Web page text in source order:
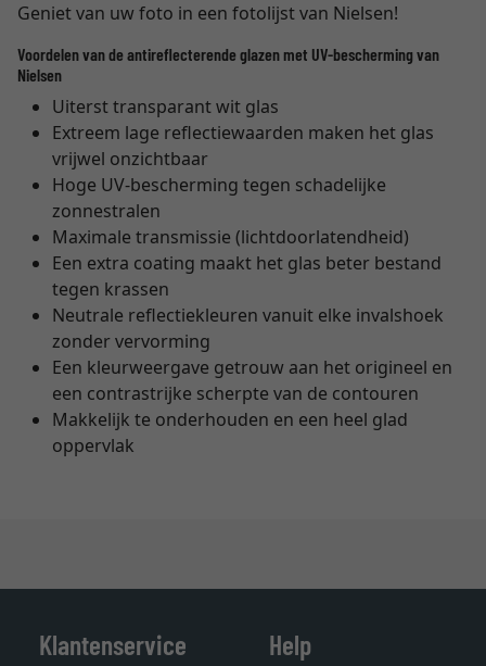
Geniet van uw foto in een fotolijst van Nielsen!
Voordelen van de antireflecterende glazen met UV-bescherming van
Nielsen
Uiterst transparant wit glas
Extreem lage reflectiewaarden maken het glas
vrijwel onzichtbaar
Hoge UV-bescherming tegen schadelijke
zonnestralen
Maximale transmissie (lichtdoorlatendheid)
Een extra coating maakt het glas beter bestand
tegen krassen
Neutrale reflectiekleuren vanuit elke invalshoek
zonder vervorming
Een kleurweergave getrouw aan het origineel en
een contrastrijke scherpte van de contouren
Makkelijk te onderhouden en een heel glad
oppervlak
Klantenservice Help